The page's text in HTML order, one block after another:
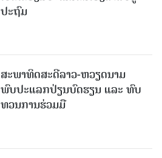
ປະຖົມ
ສະພາທິດສະດີລາວ-ຫວຽດນາມ
ພົບປະແລກປ່ຽນບົດຮຽນ ແລະ ທົບ
ທວນການຮ່ວມມື